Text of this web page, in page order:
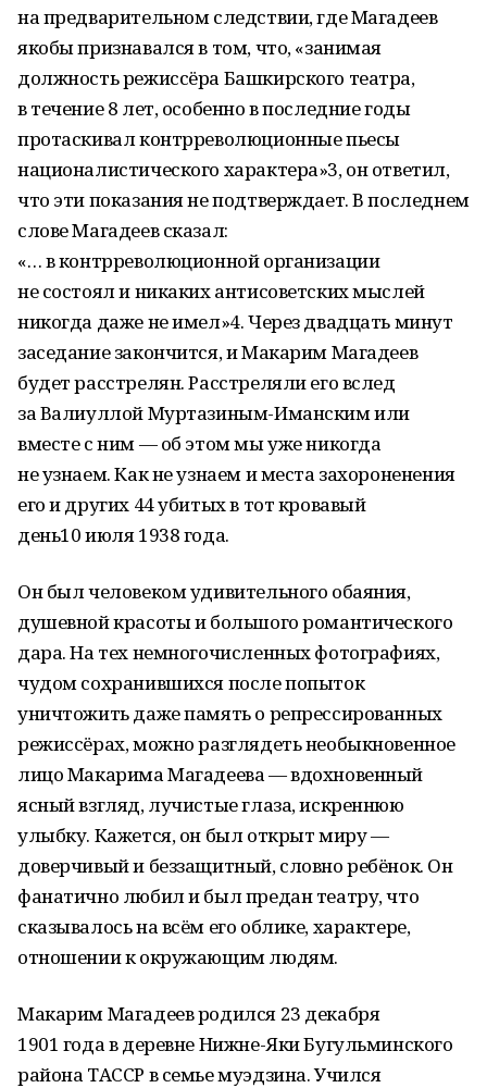
на предварительном следствии, где Магадеев
якобы признавался в том, что, «занимая
должность режиссёра Башкирского театра,
в течение 8 лет, особенно в последние годы
протаскивал контрреволюционные пьесы
националистического характера»3, он ответил,
что эти показания не подтверждает. В последнем
слове Магадеев сказал:
«… в контрреволюционной организации
не состоял и никаких антисоветских мыслей
никогда даже не имел»4. Через двадцать минут
заседание закончится, и Макарим Магадеев
будет расстрелян. Расстреляли его вслед
за Валиуллой Муртазиным-Иманским или
вместе с ним — об этом мы уже никогда
не узнаем. Как не узнаем и места захороненения
его и других 44 убитых в тот кровавый
день10 июля 1938 года.
Он был человеком удивительного обаяния,
душевной красоты и большого романтического
дара. На тех немногочисленных фотографиях,
чудом сохранившихся после попыток
уничтожить даже память о репрессированных
режиссёрах, можно разглядеть необыкновенное
лицо Макарима Магадеева — вдохновенный
ясный взгляд, лучистые глаза, искреннюю
улыбку. Кажется, он был открыт миру —
доверчивый и беззащитный, словно ребёнок. Он
фанатично любил и был предан театру, что
сказывалось на всём его облике, характере,
отношении к окружающим людям.
Макарим Магадеев родился 23 декабря
1901 года в деревне Нижне-Яки Бугульминского
района ТАССР в семье муэдзина. Учился